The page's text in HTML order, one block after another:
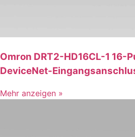
Omron DRT2-HD16CL-1 16-
DeviceNet-
Mehr anzeigen »